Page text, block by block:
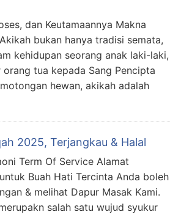
dan Keutamaannya Makna
bukan hanya tradisi semata,
kehidupan seorang anak laki-laki,
tua kepada Sang Pencipta
hewan, akikah adalah
2025, Terjangkau & Halal
Term Of Service Alamat
Buah Hati Tercinta Anda boleh
& melihat Dapur Masak Kami.
salah satu wujud syukur